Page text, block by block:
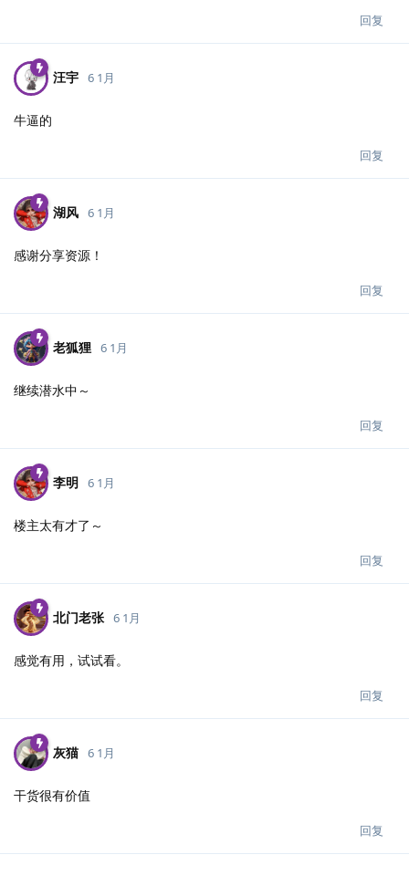
回复
汪宇 6 1月
牛逼的
回复
湖风 6 1月
感谢分享资源！
回复
老狐狸 6 1月
继续潜水中～
回复
李明 6 1月
楼主太有才了～
回复
北门老张 6 1月
感觉有用，试试看。
回复
灰猫 6 1月
干货很有价值
回复